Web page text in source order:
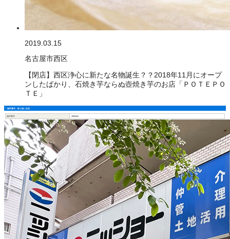
2019.03.15
名古屋市西区
【閉店】西区浄心に新たな名物誕生？？2018年11月にオープ
ンしたばかり、石焼き芋ならぬ壺焼き芋のお店「ＰＯＴＥＰＯ
ＴＥ」
物件番号・取り扱い支店
物件番号 4950925